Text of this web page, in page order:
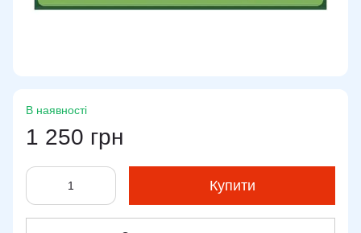
В наявності
1 250 грн
Купити